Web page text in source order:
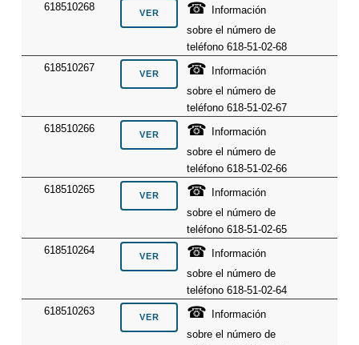
618510268
☎
Información
sobre el número de
teléfono 618-51-02-68
618510267
☎
Información
sobre el número de
teléfono 618-51-02-67
618510266
☎
Información
sobre el número de
teléfono 618-51-02-66
618510265
☎
Información
sobre el número de
teléfono 618-51-02-65
618510264
☎
Información
sobre el número de
teléfono 618-51-02-64
618510263
☎
Información
sobre el número de